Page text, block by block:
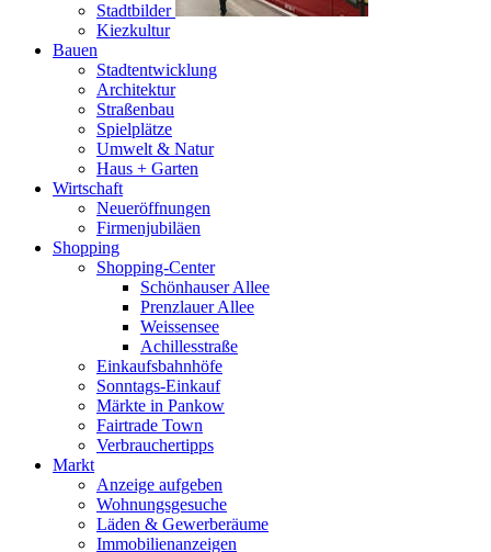
Stadtbilder
Kiezkultur
Bauen
Stadtentwicklung
Architektur
Straßenbau
Spielplätze
Umwelt & Natur
Haus + Garten
Wirtschaft
Neueröffnungen
Firmenjubiläen
Shopping
Shopping-Center
Schönhauser Allee
Prenzlauer Allee
Weissensee
Achillesstraße
Einkaufsbahnhöfe
Sonntags-Einkauf
Märkte in Pankow
Fairtrade Town
Verbrauchertipps
Markt
Anzeige aufgeben
Wohnungsgesuche
Läden & Gewerberäume
Immobilienanzeigen